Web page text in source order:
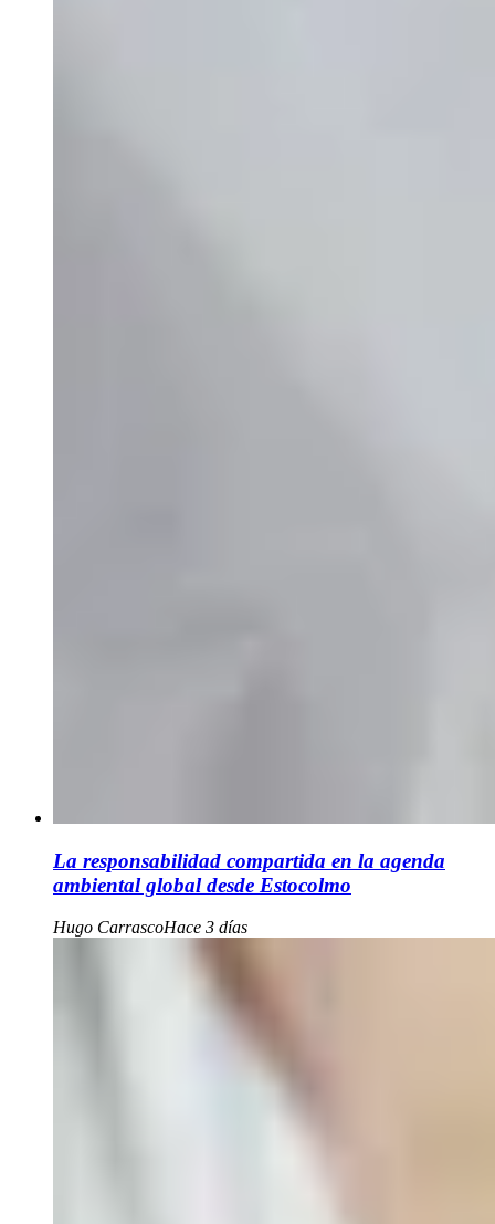
La responsabilidad compartida en la agenda
ambiental global desde Estocolmo
Hugo CarrascoHace 3 días